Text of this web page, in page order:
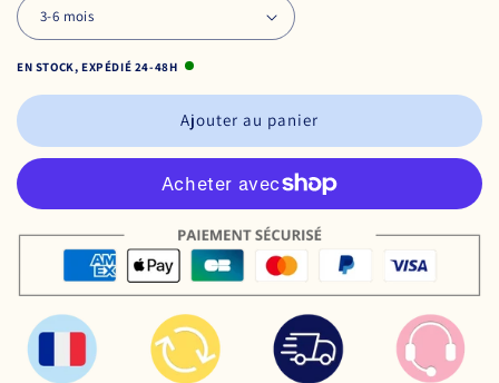
EN STOCK, EXPÉDIÉ 24-48H
Ajouter au panier